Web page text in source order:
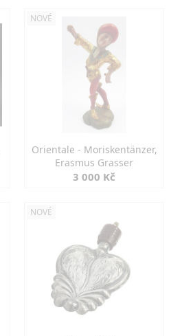
NOVÉ
Orientale - Moriskentänzer,
Erasmus Grasser
3 000 Kč
NOVÉ